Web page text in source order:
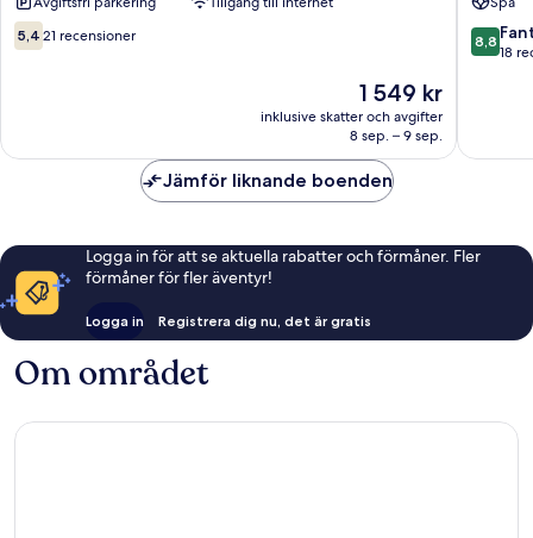
Alanya
5.4
av
5,4 21 recensioner
Priset
1 549 kr
1 549 kr
inklusive skatter och avgifter
8 sep. – 9 sep.
-
All
Inclusive
8.8
av
8,8
18
Jämför liknande boenden
Logga in för att se aktuella rabatter och förmåner. Fler
förmåner för fler äventyr!
Logga in Registrera dig nu, det är gratis
Om området